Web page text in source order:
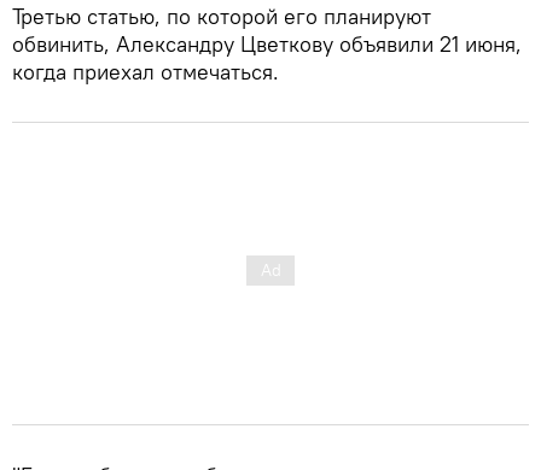
Третью статью, по которой его планируют
обвинить, Александру Цветкову объявили 21 июня,
когда приехал отмечаться.